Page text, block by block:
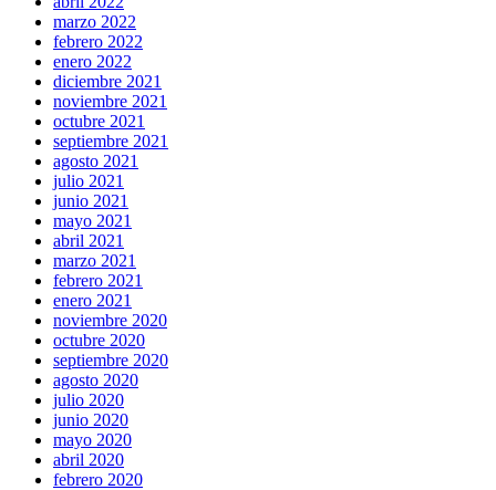
marzo 2022
febrero 2022
enero 2022
diciembre 2021
noviembre 2021
octubre 2021
septiembre 2021
agosto 2021
julio 2021
junio 2021
mayo 2021
abril 2021
marzo 2021
febrero 2021
enero 2021
noviembre 2020
octubre 2020
septiembre 2020
agosto 2020
julio 2020
junio 2020
mayo 2020
abril 2020
febrero 2020